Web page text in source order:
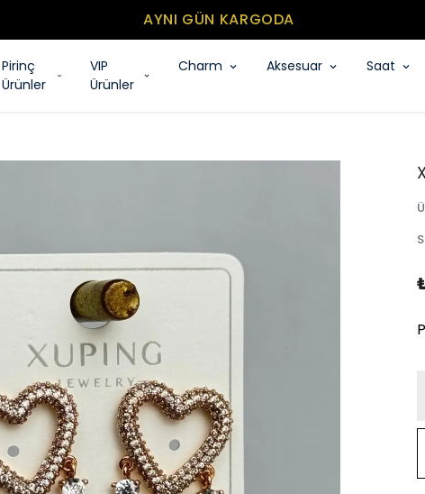
MİNİMUM SEPET TUTARI 500₺
Pirinç
Ürünler
VIP
Ürünler
Charm Aksesuar Saat